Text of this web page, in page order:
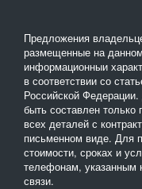
Предложения
размещенные на
информационныи
в соответствии со
Российской Федерации.
быть составлен только
всех деталей с
письменном виде. Для
стоимости, сроках и
телефонам, указанным
связи.